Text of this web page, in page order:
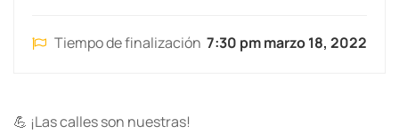
Tiempo de finalización 7:30 pm marzo 18, 2022
💪 ¡Las calles son nuestras!